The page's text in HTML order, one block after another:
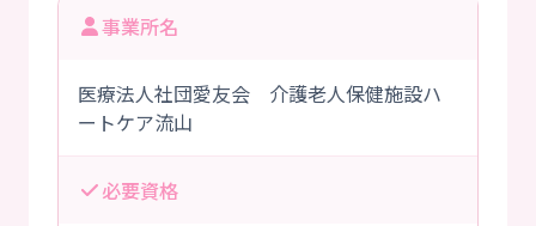
事業所名
医療法人社団愛友会 介護老人保健施設ハ
ートケア流山
必要資格